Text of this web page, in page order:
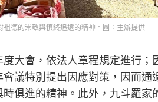
德的崇敬與慎終追遠的精神。圖：主辦提供
大會，依法人章程規定進行；
議特別提出因應對策，因而通
俱進的精神。此外，九斗羅家